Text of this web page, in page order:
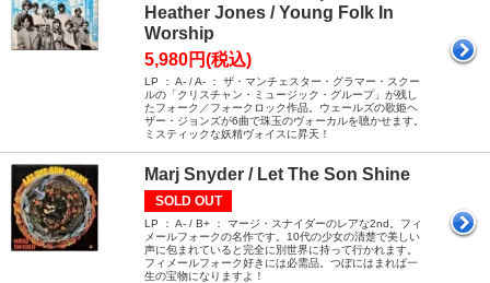
Heather Jones / Young Folk In
Worship
5,980円(税込)
LP ： A- / A- ： ザ・マンチェスター・グラマー・スクー
ルの「クリスチャン・ミュージック・グループ」が残し
たフォーク／フォークロック作品。ウェールズの歌姫ヘ
ザー・ジョンズが6曲で珠玉のヴォーカルを聴かせます。
ミスティックな妖精ヴォイスに昇天！
Marj Snyder / Let The Son Shine
SOLD OUT
LP ： A- / B+ ： マージ・スナイダーのレアな2nd。フィ
メールフォークの名作です。10代の少女の清楚で美しい
声に包まれていると完全に別世界に持って行かれます。
フィメールフォーク好きには必需品。つぼにはまれば一
生の宝物になりますよ！